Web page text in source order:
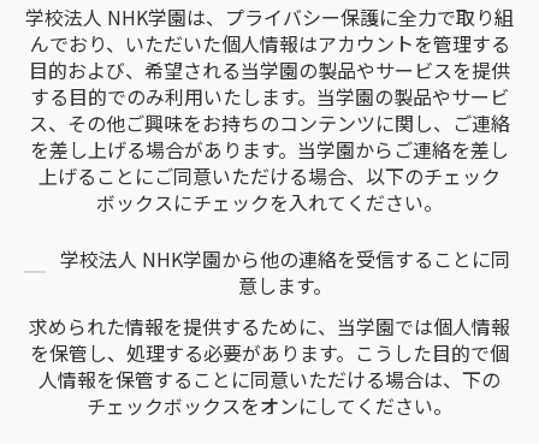
学校法人 NHK学園は、プライバシー保護に全力で取り組
んでおり、いただいた個人情報はアカウントを管理する
目的および、希望される当学園の製品やサービスを提供
する目的でのみ利用いたします。当学園の製品やサービ
ス、その他ご興味をお持ちのコンテンツに関し、ご連絡
を差し上げる場合があります。当学園からご連絡を差し
上げることにご同意いただける場合、以下のチェック
ボックスにチェックを入れてください。
学校法人 NHK学園から他の連絡を受信することに同
意します。
求められた情報を提供するために、当学園では個人情報
を保管し、処理する必要があります。こうした目的で個
人情報を保管することに同意いただける場合は、下の
チェックボックスをオンにしてください。